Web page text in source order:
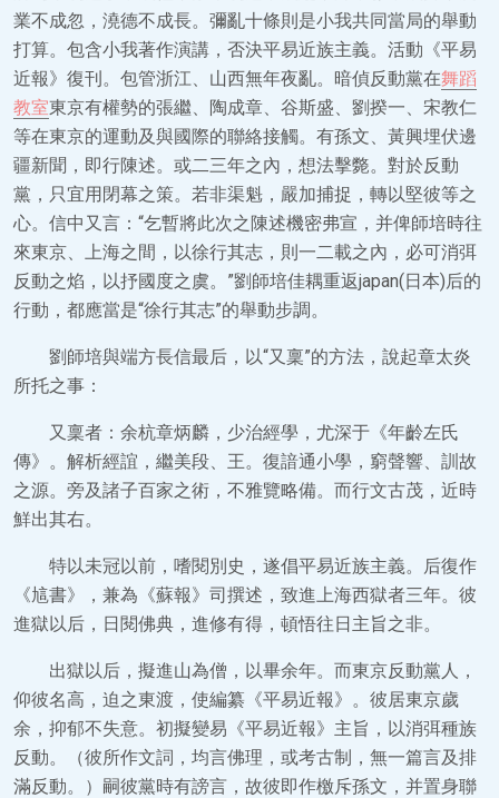
業不成忽，澆德不成長。彌亂十條則是小我共同當局的舉動
打算。包含小我著作演講，否決平易近族主義。活動《平易
近報》復刊。包管浙江、山西無年夜亂。暗偵反動黨在舞蹈
教室東京有權勢的張繼、陶成章、谷斯盛、劉揆一、宋教仁
等在東京的運動及與國際的聯絡接觸。有孫文、黃興埋伏邊
疆新聞，即行陳述。或二三年之內，想法擊斃。對於反動
黨，只宜用閉幕之策。若非渠魁，嚴加捕捉，轉以堅彼等之
心。信中又言：“乞暫將此次之陳述機密弗宣，并俾師培時往
來東京、上海之間，以徐行其志，則一二載之內，必可消弭
反動之焰，以抒國度之虞。”劉師培佳耦重返japan(日本)后的
行動，都應當是“徐行其志”的舉動步調。
劉師培與端方長信最后，以“又稟”的方法，說起章太炎
所托之事：
又稟者：余杭章炳麟，少治經學，尤深于《年齡左氏
傳》。解析經誼，繼美段、王。復諳通小學，窮聲響、訓故
之源。旁及諸子百家之術，不雅覽略備。而行文古茂，近時
鮮出其右。
特以未冠以前，嗜閱別史，遂倡平易近族主義。后復作
《訄書》，兼為《蘇報》司撰述，致進上海西獄者三年。彼
進獄以后，日閱佛典，進修有得，頓悟往日主旨之非。
出獄以后，擬進山為僧，以畢余年。而東京反動黨人，
仰彼名高，迫之東渡，使編纂《平易近報》。彼居東京歲
余，抑郁不失意。初擬變易《平易近報》主旨，以消弭種族
反動。（彼所作文詞，均言佛理，或考古制，無一篇言及排
滿反動。）嗣彼黨時有謗言，故彼即作檄斥孫文，并置身聯